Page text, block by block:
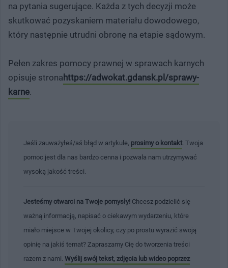
na pytania sugerujące. Każda z tych decyzji może
skutkować pozyskaniem materiału dowodowego,
który następnie utrudni obronę na etapie sądowym.
Pełen zakres pomocy prawnej w sprawach karnych
opisuje strona https://adwokat.gdansk.pl/sprawy-
karne.
Jeśli zauważyłeś/aś błąd w artykule, prosimy o kontakt . Twoja
pomoc jest dla nas bardzo cenna i pozwala nam utrzymywać
wysoką jakość treści.
Jesteśmy otwarci na Twoje pomysły! Chcesz podzielić się
ważną informacją, napisać o ciekawym wydarzeniu, które
miało miejsce w Twojej okolicy, czy po prostu wyrazić swoją
opinię na jakiś temat? Zapraszamy Cię do tworzenia treści
razem z nami. Wyślij swój tekst, zdjęcia lub wideo poprzez